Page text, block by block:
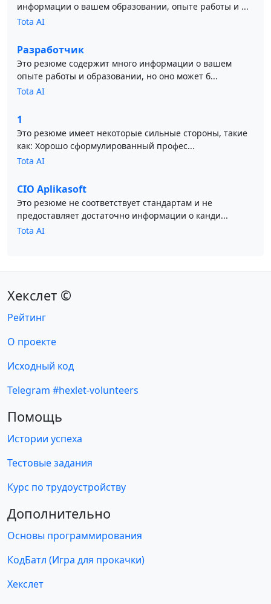
информации о вашем образовании, опыте работы и ...
Tota AI
Разработчик
Это резюме содержит много информации о вашем
опыте работы и образовании, но оно может б...
Tota AI
1
Это резюме имеет некоторые сильные стороны, такие
как: Хорошо сформулированный профес...
Tota AI
CIO Aplikasoft
Это резюме не соответствует стандартам и не
предоставляет достаточно информации о канди...
Tota AI
Хекслет ©
Рейтинг
О проекте
Исходный код
Telegram #hexlet-volunteers
Помощь
Истории успеха
Тестовые задания
Курс по трудоустройству
Дополнительно
Основы программирования
КодБатл (Игра для прокачки)
Хекслет